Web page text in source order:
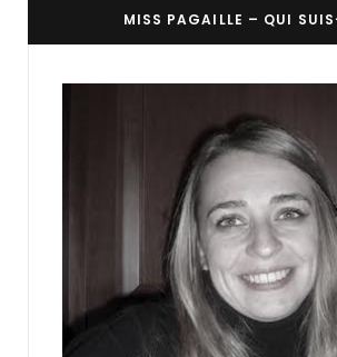
MISS PAGAILLE – QUI